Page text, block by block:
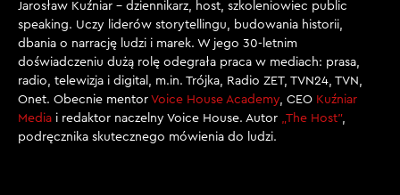
Jarosław Kuźniar – dziennikarz, host, szkoleniowiec public
speaking. Uczy liderów storytellingu, budowania historii,
dbania o narrację ludzi i marek. W jego 30-letnim
doświadczeniu dużą rolę odegrała praca w mediach: prasa,
radio, telewizja i digital, m.in. Trójka, Radio ZET, TVN24, TVN,
Onet. Obecnie mentor Voice House Academy, CEO Kuźniar
Media i redaktor naczelny Voice House. Autor „The Host”,
podręcznika skutecznego mówienia do ludzi.